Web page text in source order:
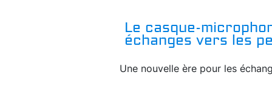
Le casque-
échanges vers les
Une nouvelle ère pour les